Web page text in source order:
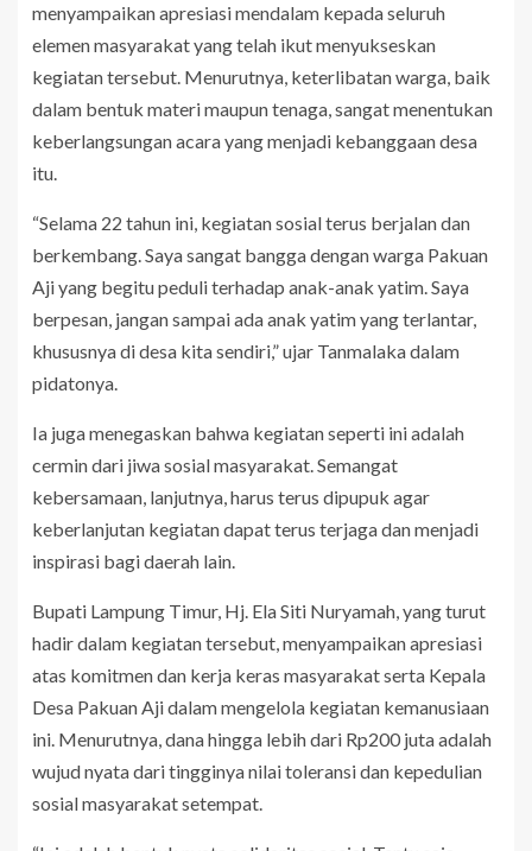
menyampaikan apresiasi mendalam kepada seluruh
elemen masyarakat yang telah ikut menyukseskan
kegiatan tersebut. Menurutnya, keterlibatan warga, baik
dalam bentuk materi maupun tenaga, sangat menentukan
keberlangsungan acara yang menjadi kebanggaan desa
itu.
“Selama 22 tahun ini, kegiatan sosial terus berjalan dan
berkembang. Saya sangat bangga dengan warga Pakuan
Aji yang begitu peduli terhadap anak-anak yatim. Saya
berpesan, jangan sampai ada anak yatim yang terlantar,
khususnya di desa kita sendiri,” ujar Tanmalaka dalam
pidatonya.
Ia juga menegaskan bahwa kegiatan seperti ini adalah
cermin dari jiwa sosial masyarakat. Semangat
kebersamaan, lanjutnya, harus terus dipupuk agar
keberlanjutan kegiatan dapat terus terjaga dan menjadi
inspirasi bagi daerah lain.
Bupati Lampung Timur, Hj. Ela Siti Nuryamah, yang turut
hadir dalam kegiatan tersebut, menyampaikan apresiasi
atas komitmen dan kerja keras masyarakat serta Kepala
Desa Pakuan Aji dalam mengelola kegiatan kemanusiaan
ini. Menurutnya, dana hingga lebih dari Rp200 juta adalah
wujud nyata dari tingginya nilai toleransi dan kepedulian
sosial masyarakat setempat.